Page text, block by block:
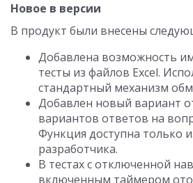
Новое в версии
В продукт были внесены
Добавлена возможность
тесты из файлов Excel.
стандартный механизм
Добавлен новый вариант
вариантов ответов на
Функция доступна только
разработчика.
В тестах с отключенной
включенным таймером